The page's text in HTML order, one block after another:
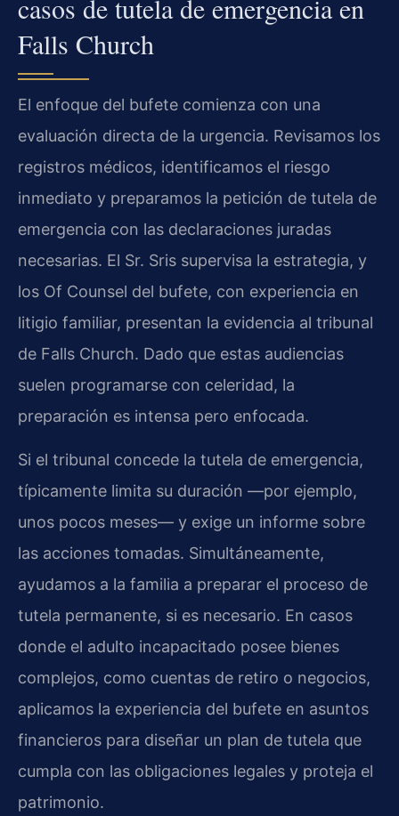
casos de tutela de emergencia en
Falls Church
El enfoque del bufete comienza con una
evaluación directa de la urgencia. Revisamos los
registros médicos, identificamos el riesgo
inmediato y preparamos la petición de tutela de
emergencia con las declaraciones juradas
necesarias. El Sr. Sris supervisa la estrategia, y
los Of Counsel del bufete, con experiencia en
litigio familiar, presentan la evidencia al tribunal
de Falls Church. Dado que estas audiencias
suelen programarse con celeridad, la
preparación es intensa pero enfocada.
Si el tribunal concede la tutela de emergencia,
típicamente limita su duración —por ejemplo,
unos pocos meses— y exige un informe sobre
las acciones tomadas. Simultáneamente,
ayudamos a la familia a preparar el proceso de
tutela permanente, si es necesario. En casos
donde el adulto incapacitado posee bienes
complejos, como cuentas de retiro o negocios,
aplicamos la experiencia del bufete en asuntos
financieros para diseñar un plan de tutela que
cumpla con las obligaciones legales y proteja el
patrimonio.